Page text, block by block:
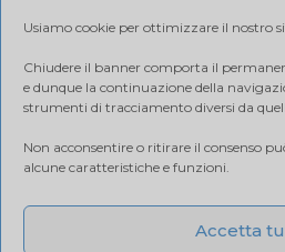
Usiamo cookie per ottimizzare il nostro
Chiudere il banner comporta il
e dunque la continuazione della
strumenti di tracciamento diversi da
Non acconsentire o ritirare il consenso
alcune caratteristiche e funzioni.
Accetta
RIMBORSI
Politica di
alla quantità di acquisto.